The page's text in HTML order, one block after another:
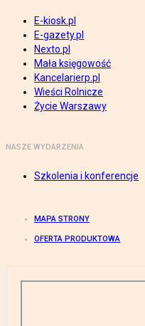
E-kiosk.pl
E-gazety.pl
Nexto.pl
Mała księgowość
Kancelarierp.pl
Wieści Rolnicze
Życie Warszawy
NASZE WYDARZENIA
Szkolenia i konferencje
MAPA STRONY
OFERTA PRODUKTOWA